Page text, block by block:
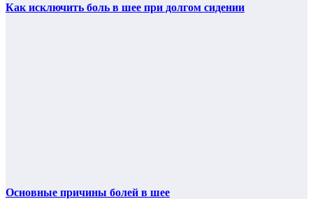
Как исключить боль в шее при долгом сидении
Основные причины болей в шее